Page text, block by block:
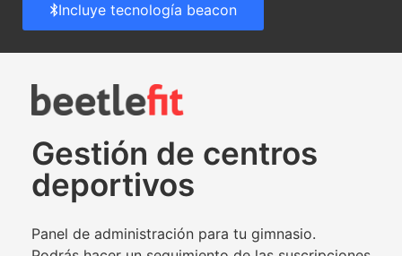
Incluye tecnología beacon
Gestión de centros
deportivos
Panel de administración para tu gimnasio.